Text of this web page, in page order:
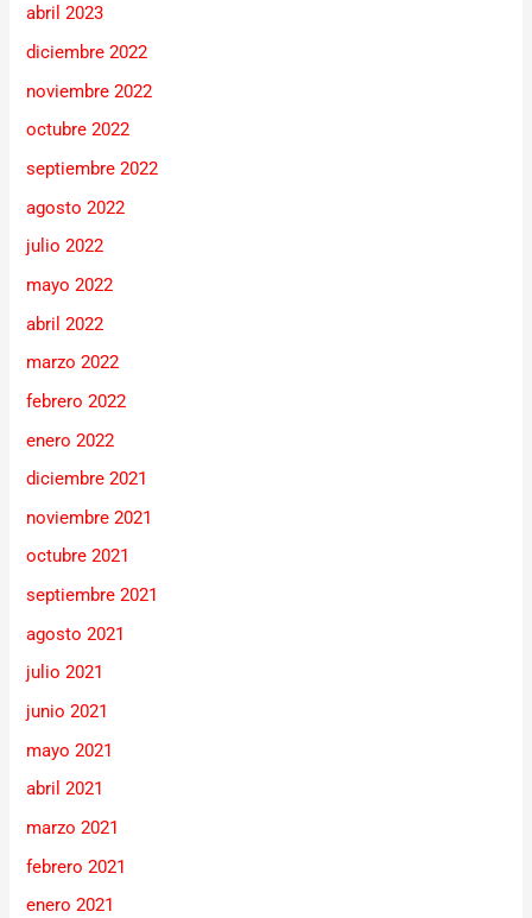
abril 2023
diciembre 2022
noviembre 2022
octubre 2022
septiembre 2022
agosto 2022
julio 2022
mayo 2022
abril 2022
marzo 2022
febrero 2022
enero 2022
diciembre 2021
noviembre 2021
octubre 2021
septiembre 2021
agosto 2021
julio 2021
junio 2021
mayo 2021
abril 2021
marzo 2021
febrero 2021
enero 2021